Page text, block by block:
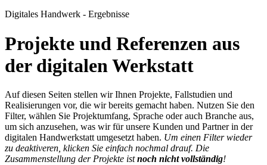
Digitales Handwerk - Ergebnisse
Projekte und Referenzen aus
der digitalen Werkstatt
Auf diesen Seiten stellen wir Ihnen Projekte, Fallstudien und
Realisierungen vor, die wir bereits gemacht haben. Nutzen Sie den
Filter, wählen Sie Projektumfang, Sprache oder auch Branche aus,
um sich anzusehen, was wir für unsere Kunden und Partner in der
digitalen Handwerkstatt umgesetzt haben. Um einen Filter wieder
zu deaktiveren, klicken Sie einfach nochmal drauf. Die
Zusammenstellung der Projekte istnoch nicht vollständig!